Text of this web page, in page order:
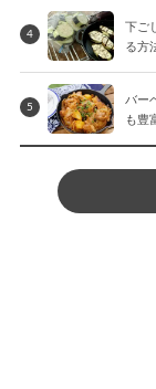
4
下ご
る方
5
バー
も豊